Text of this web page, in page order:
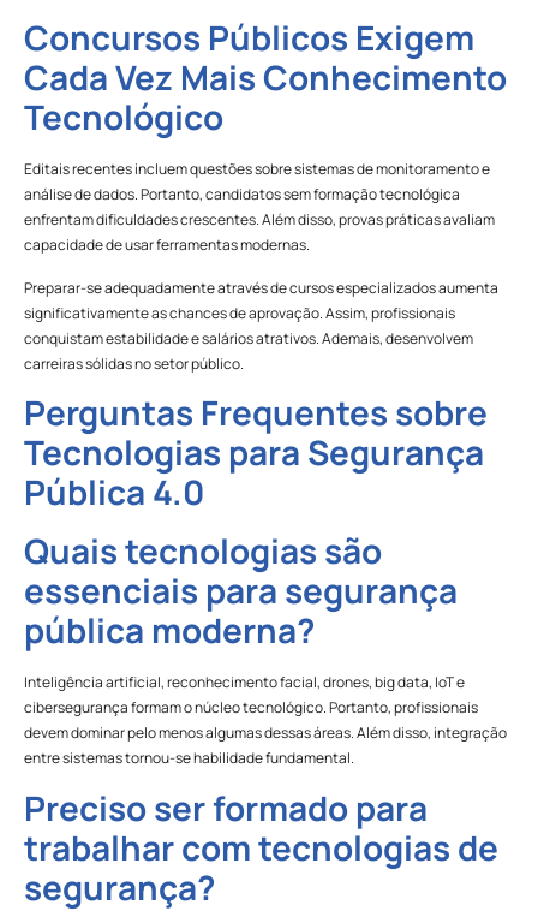
Concursos Públicos Exigem
Cada Vez Mais Conhecimento
Tecnológico
Editais recentes incluem questões sobre sistemas de monitoramento e
análise de dados. Portanto, candidatos sem formação tecnológica
enfrentam dificuldades crescentes. Além disso, provas práticas avaliam
capacidade de usar ferramentas modernas.
Preparar-se adequadamente através de cursos especializados aumenta
significativamente as chances de aprovação. Assim, profissionais
conquistam estabilidade e salários atrativos. Ademais, desenvolvem
carreiras sólidas no setor público.
Perguntas Frequentes sobre
Tecnologias para Segurança
Pública 4.0
Quais tecnologias são
essenciais para segurança
pública moderna?
Inteligência artificial, reconhecimento facial, drones, big data, IoT e
cibersegurança formam o núcleo tecnológico. Portanto, profissionais
devem dominar pelo menos algumas dessas áreas. Além disso, integração
entre sistemas tornou-se habilidade fundamental.
Preciso ser formado para
trabalhar com tecnologias de
segurança?